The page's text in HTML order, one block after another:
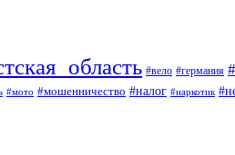
#вело #германия
#мото #мошенничество #налог #наркотик